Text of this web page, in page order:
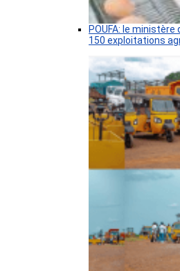
POUFA: le
150 exploitations